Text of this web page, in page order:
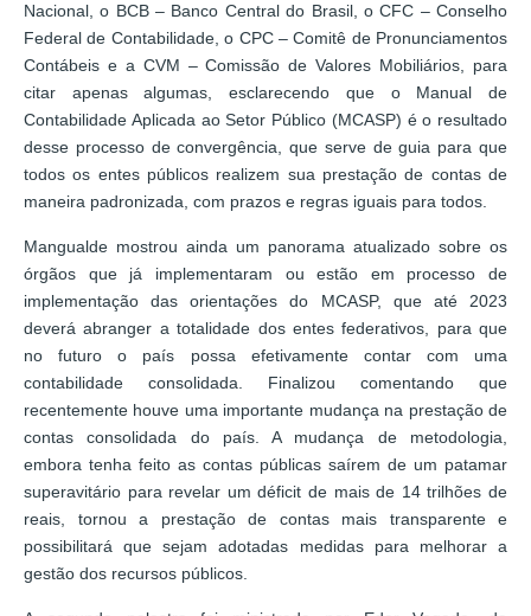
Nacional, o BCB – Banco Central do Brasil, o CFC – Conselho
Federal de Contabilidade, o CPC – Comitê de Pronunciamentos
Contábeis e a CVM – Comissão de Valores Mobiliários, para
citar apenas algumas, esclarecendo que o Manual de
Contabilidade Aplicada ao Setor Público (MCASP) é o resultado
desse processo de convergência, que serve de guia para que
todos os entes públicos realizem sua prestação de contas de
maneira padronizada, com prazos e regras iguais para todos.
Mangualde mostrou ainda um panorama atualizado sobre os
órgãos que já implementaram ou estão em processo de
implementação das orientações do MCASP, que até 2023
deverá abranger a totalidade dos entes federativos, para que
no futuro o país possa efetivamente contar com uma
contabilidade consolidada. Finalizou comentando que
recentemente houve uma importante mudança na prestação de
contas consolidada do país. A mudança de metodologia,
embora tenha feito as contas públicas saírem de um patamar
superavitário para revelar um déficit de mais de 14 trilhões de
reais, tornou a prestação de contas mais transparente e
possibilitará que sejam adotadas medidas para melhorar a
gestão dos recursos públicos.